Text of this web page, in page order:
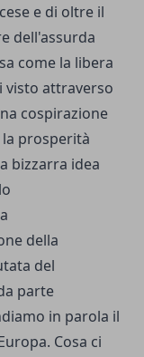
e di oltre il
dell'assurda
come la libera
visto attraverso
cospirazione
prosperità
bizzarra idea
della
del
parte
in parola il
Cosa ci